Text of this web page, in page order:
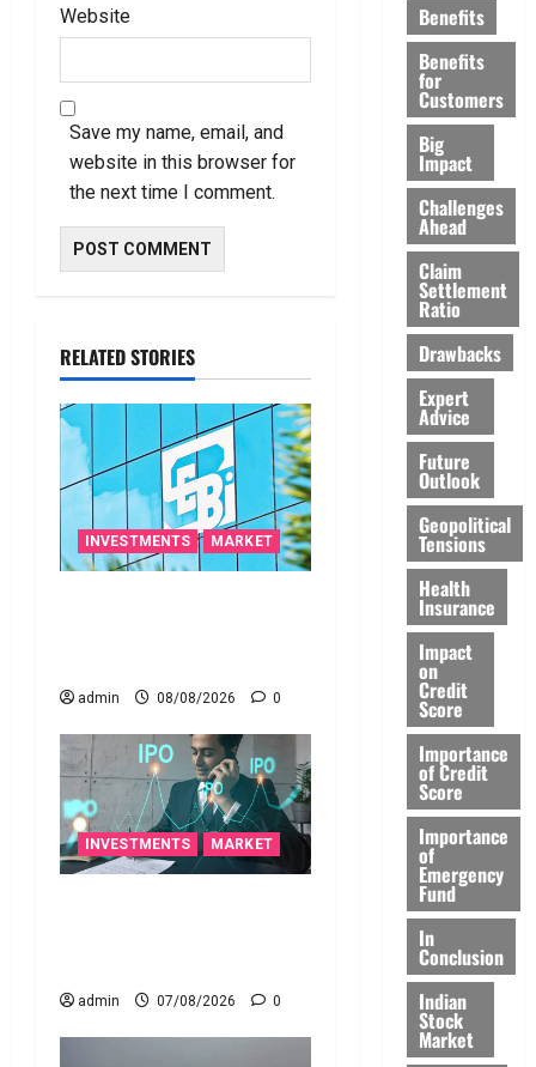
Website
Save my name, email, and
website in this browser for
the next time I comment.
RELATED STORIES
INVESTMENTS MARKET
admin 08/08/2026 0
INVESTMENTS MARKET
admin 07/08/2026 0
Benefits
Benefits
for
Customers
Big
Impact
Challenges
Ahead
Claim
Settlement
Ratio
Drawbacks
Expert
Advice
Future
Outlook
Geopolitical
Tensions
Health
Insurance
Impact
on
Credit
Score
Importance
of Credit
Score
Importance
of
Emergency
Fund
In
Conclusion
Indian
Stock
Market